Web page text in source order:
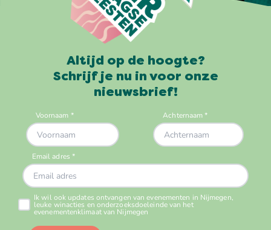
Altijd op de hoogte?
Schrijf je nu in voor onze
nieuwsbrief!